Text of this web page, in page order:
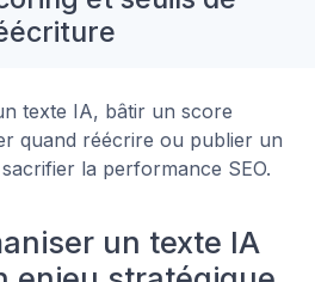
texte IA, bâtir un score
quand réécrire ou publier un
la performance SEO.
un texte IA